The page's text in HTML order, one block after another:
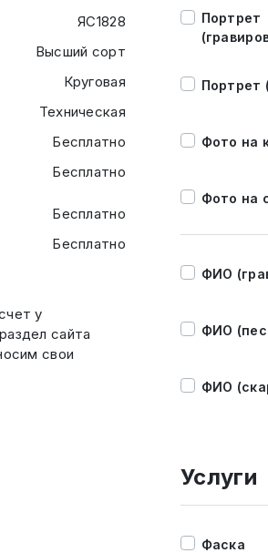
ЯС1828
Высший сорт
Круговая
Техническая
Бесплатно
Бесплатно
Бесплатно
Бесплатно
у
сайта
свои
Портрет
Портрет
Фото на
Фото на
ФИО
ФИО
ФИО
Услуги
Фаска